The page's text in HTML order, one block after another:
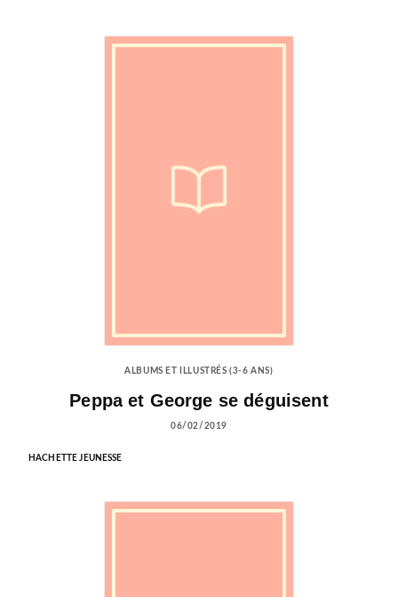
ALBUMS ET ILLUSTRÉS (3-6 ANS)
Peppa et George se déguisent
06/02/2019
HACHETTE JEUNESSE